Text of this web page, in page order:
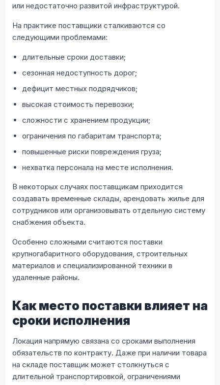
или недостаточно развитой инфраструктурой.
На практике поставщики сталкиваются со
следующими проблемами:
длительные сроки доставки;
сезонная недоступность дорог;
дефицит местных подрядчиков;
высокая стоимость перевозки;
сложности с хранением продукции;
ограничения по габаритам транспорта;
повышенные риски повреждения груза;
нехватка персонала на месте исполнения.
В некоторых случаях поставщикам приходится
создавать временные склады, арендовать жилье для
сотрудников или организовывать отдельную систему
снабжения объекта.
Особенно сложными считаются поставки
крупногабаритного оборудования, строительных
материалов и специализированной техники в
удаленные районы.
Как место поставки влияет на
сроки исполнения
Локация напрямую связана со сроками выполнения
обязательств по контракту. Даже при наличии товара
на складе поставщик может столкнуться с
длительной транспортировкой, ограничениями